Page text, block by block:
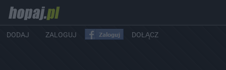
DODAJ ZALOGUJ DOŁĄCZ